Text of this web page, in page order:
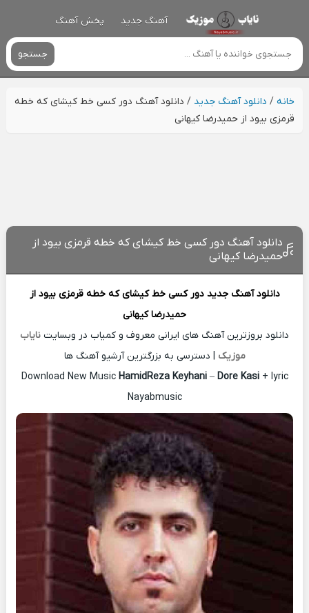
آهنگ جدید پخش آهنگ
جستجو
خانه/ دانلود آهنگ جدید / دانلود آهنگ دور کسی خط کیشای که خطه
قرمزی بیود از حمیدرضا کیهانی
دانلود آهنگ دور کسی خط کیشای که خطه قرمزی بیود از
حمیدرضا کیهانی
دانلود آهنگ جدید دور کسی خط کیشای که خطه قرمزی بیود از
حمیدرضا کیهانی
دانلود بروزترین آهنگ های ایرانی معروف و کمیاب در وبسایت نایاب
موزیک | دسترسی به بزرگترین آرشیو آهنگ ها
Download New Music HamidReza Keyhani– Dore Kasi+ lyric
Nayabmusic